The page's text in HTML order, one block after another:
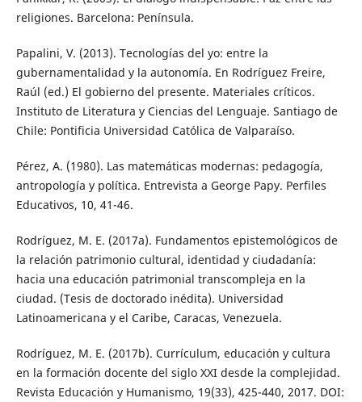
religiones. Barcelona: Península.
Papalini, V. (2013). Tecnologías del yo: entre la
gubernamentalidad y la autonomía. En Rodríguez Freire,
Raúl (ed.) El gobierno del presente. Materiales críticos.
Instituto de Literatura y Ciencias del Lenguaje. Santiago de
Chile: Pontificia Universidad Católica de Valparaíso.
Pérez, A. (1980). Las matemáticas modernas: pedagogía,
antropología y política. Entrevista a George Papy. Perfiles
Educativos, 10, 41-46.
Rodríguez, M. E. (2017a). Fundamentos epistemológicos de
la relación patrimonio cultural, identidad y ciudadanía:
hacia una educación patrimonial transcompleja en la
ciudad. (Tesis de doctorado inédita). Universidad
Latinoamericana y el Caribe, Caracas, Venezuela.
Rodríguez, M. E. (2017b). Currículum, educación y cultura
en la formación docente del siglo XXI desde la complejidad.
Revista Educación y Humanismo, 19(33), 425-440, 2017. DOI: